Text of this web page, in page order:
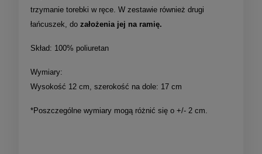
trzymanie torebki w ręce. W zestawie również drugi
łańcuszek, do założenia jej na ramię.
Skład: 100% poliuretan
Wymiary:
Wysokość 12 cm, szerokość na dole: 17 cm
*Poszczególne wymiary mogą różnić się o +/- 2 cm.